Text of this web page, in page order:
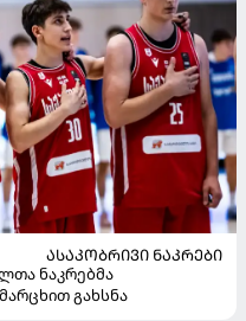
ᲐᲡᲐᲙᲝᲑᲠᲘᲕᲘ ᲜᲐᲙᲠᲔᲑᲘ
ნაკრებმა
გახსნა